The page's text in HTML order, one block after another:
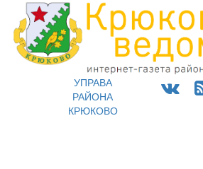
УПРАВА
РАЙОНА
КРЮКОВО